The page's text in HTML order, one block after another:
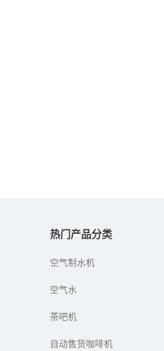
热门产品分类
空气制水机
空气水
茶吧机
自动售货咖啡机